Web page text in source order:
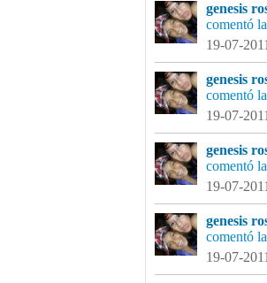
genesis
comentó
19-07-
genesis
comentó
19-07-
genesis
comentó
19-07-
genesis
comentó
19-07-